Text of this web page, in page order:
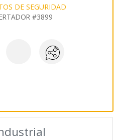
DE SEGURIDAD
#3899